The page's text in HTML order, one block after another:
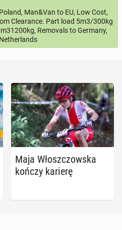
Man&Van to EU, Low Cost,
Clearance. Part load 5m3/300kg
Removals to Germany,
Maja Włosz­czow­ska
kończy karierę